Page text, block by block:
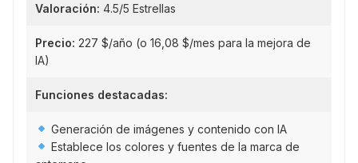
Valoración: 4.5/5 Estrellas
Precio: 227 $/año (o 16,08 $/mes para la mejora de
IA)
Funciones destacadas:
Generación de imágenes y contenido con IA
Establece los colores y fuentes de la marca de